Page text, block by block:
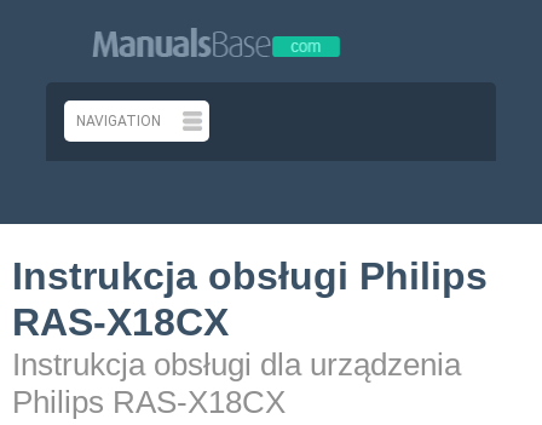
Instrukcja obsługi Philips
RAS-X18CX
Instrukcja obsługi dla urządzenia
Philips RAS-X18CX